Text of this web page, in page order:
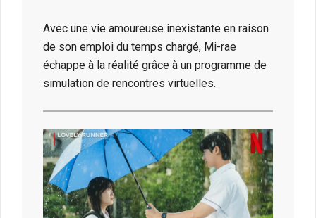
Avec une vie amoureuse inexistante en raison
de son emploi du temps chargé, Mi-rae
échappe à la réalité grâce à un programme de
simulation de rencontres virtuelles.